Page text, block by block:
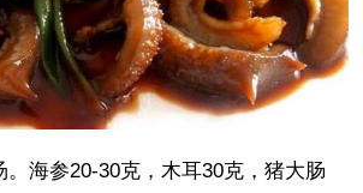
。海参20-30克，木耳30克，猪大肠